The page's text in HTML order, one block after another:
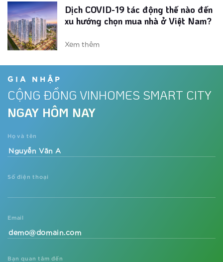
Loạt tiện ích phong cách Mỹ tại phân
khu The Miami Tây Hà Nội
Xem thêm
Vinhomes ra mắt phân khu ‘chuẩn Mỹ’
resort Mỹ tại trung tâm phía Tây Thủ
Vì sao các nhà đầu tư lại săn lùng dự
GIA NHẬP
CỘNG ĐỒNG VINHOMES SMART CITY
NGAY HÔM NAY
Họ và tên
Số điện thoại
Email
Bạn quan tâm đến